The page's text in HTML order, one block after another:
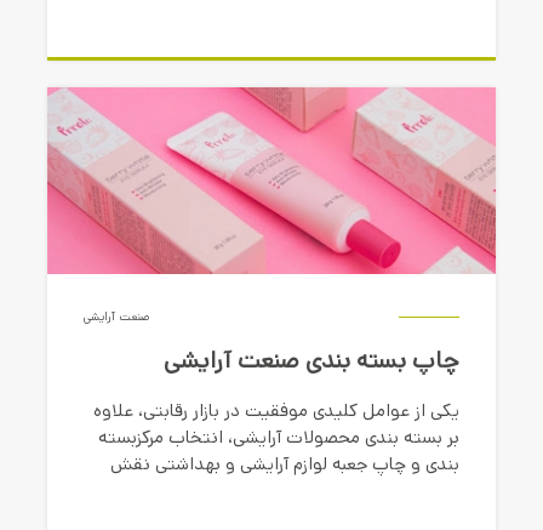
صنعت آرایشی
چاپ بسته بندی صنعت آرایشی
یکی از عوامل کلیدی موفقیت در بازار رقابتی، علاوه
بر بسته بندی محصولات آرایشی، انتخاب مرکزبسته
بندی و چاپ جعبه لوازم آرایشی و بهداشتی نقش